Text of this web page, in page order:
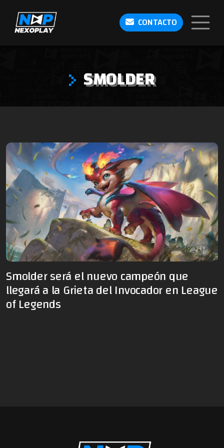
CONTACTO
SMOLDER
Smolder será el nuevo campeón que
llegará a la Grieta del Invocador en League
of Legends